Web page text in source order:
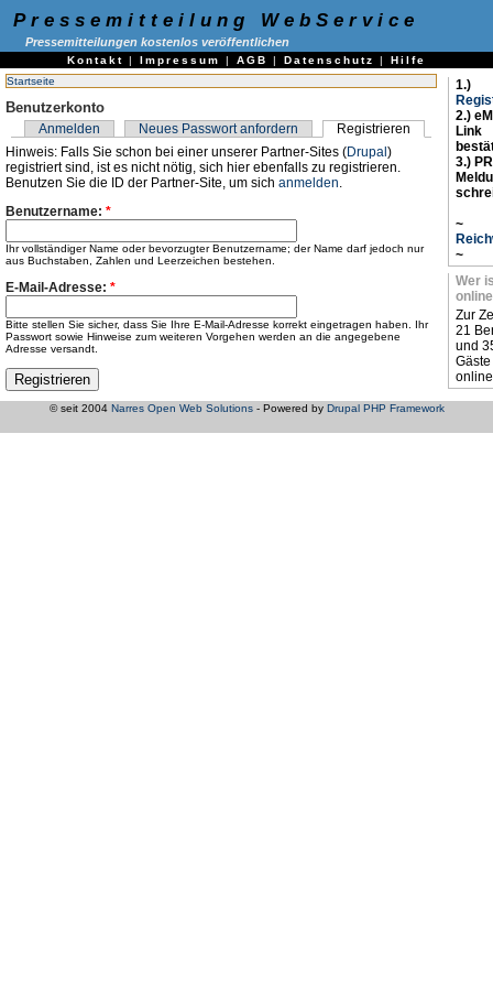
Pressemitteilung WebService
Pressemitteilungen kostenlos veröffentlichen
Kontakt | Impressum | AGB | Datenschutz | Hilfe
Startseite
Benutzerkonto
Anmelden Neues Passwort anfordern
Registrieren
Hinweis: Falls Sie schon bei einer unserer Partner-Sites (Drupal)
registriert sind, ist es nicht nötig, sich hier ebenfalls zu registrieren.
Benutzen Sie die ID der Partner-Site, um sich anmelden
Benutzername: *
Ihr vollständiger Name oder bevorzugter Benutzername; der Name darf jedoch nur
aus Buchstaben, Zahlen und Leerzeichen bestehen.
E-Mail-Adresse: *
Bitte stellen Sie sicher, dass Sie Ihre E-Mail-Adresse korrekt eingetragen haben. Ihr
Passwort sowie Hinweise zum weiteren Vorgehen werden an die angegebene
Adresse versandt.
1.)
2.)
Link
3.)
~
~
Wer
online
Zur
21
und
Gäste
© seit 2004 Narres Open Web Solutions- Powered by Drupal PHP Framework